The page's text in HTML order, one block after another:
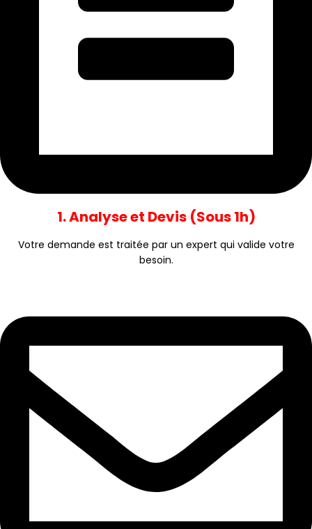
1. Analyse et Devis (Sous 1h)
Votre demande est traitée par un expert qui valide votre
besoin.